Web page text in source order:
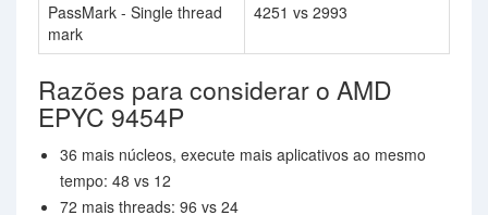
PassMark - Single thread
mark
4251 vs 2993
Razões para considerar o AMD
EPYC 9454P
36 mais núcleos, execute mais aplicativos ao mesmo
tempo: 48 vs 12
72 mais threads: 96 vs 24